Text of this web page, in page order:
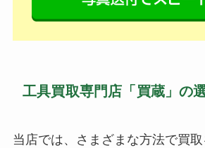
工具買取専門店「買蔵」の
当店では、さまざまな方法で買